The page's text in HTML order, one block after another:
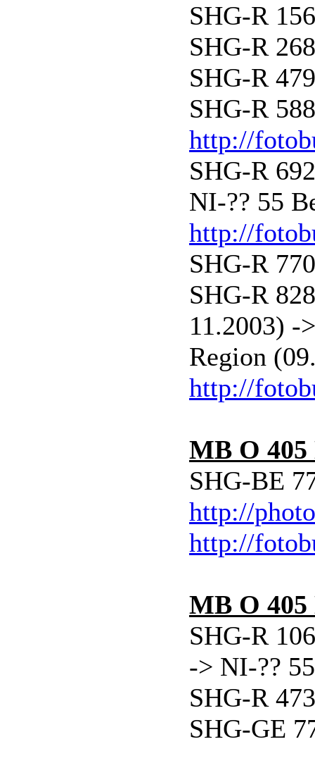
SHG-R
SHG-R
SHG-R
SHG-R
http://
SHG-R
NI-?? 55
http://
SHG-R
SHG-R
11.2003) -
Region
http://
MB O
SHG-BE
http://
http://
MB O 405
SHG-R
-> NI-??
SHG-R
SHG-GE